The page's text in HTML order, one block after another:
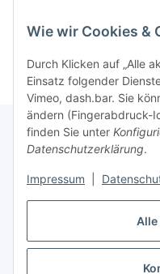
Alle
Wie wir Cookies &
Durch Klicken auf „Alle
Einsatz folgender
Vimeo, dash.bar. Sie
ändern (Fingerabdruck-
finden Sie unter
Datenschutzerklärung.
Impressum